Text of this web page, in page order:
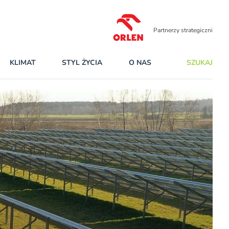
Partnerzy strategiczni
KLIMAT STYL ŻYCIA O NAS SZUKAJ